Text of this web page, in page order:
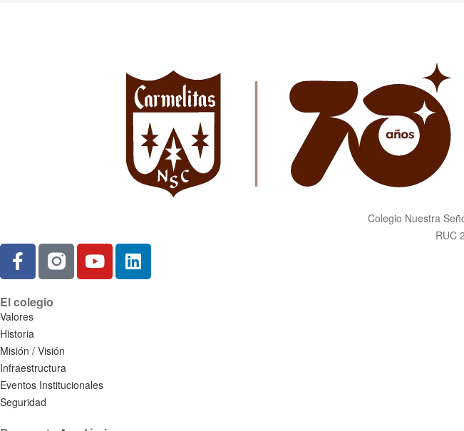
Colegio Nuestra
RUC
El colegio
Valores
Historia
Misión / Visión
Infraestructura
Eventos Institucionales
Seguridad